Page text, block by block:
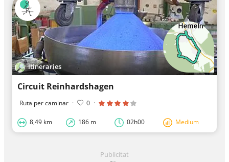
Itineraries
Circuit Reinhardshagen
Ruta per caminar · 0 ·
8,49 km 186 m 02h00 Medium
Publicitat